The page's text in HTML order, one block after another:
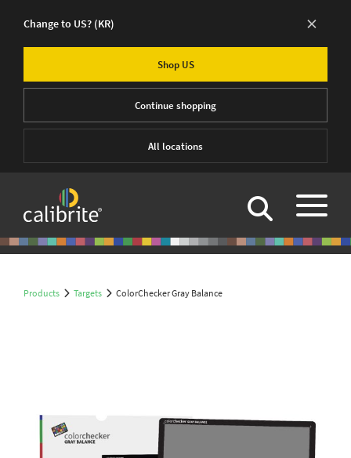
Change to US? (KR)
Shop US
Continue shopping
All locations
×
Products Targets ColorChecker Gray Balance